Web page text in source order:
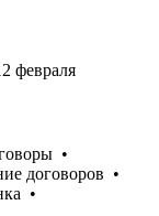
февраля
•
договоров •
•